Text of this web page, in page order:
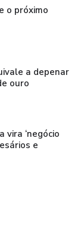
o próximo
a depenar
ouro
vira ‘negócio
e